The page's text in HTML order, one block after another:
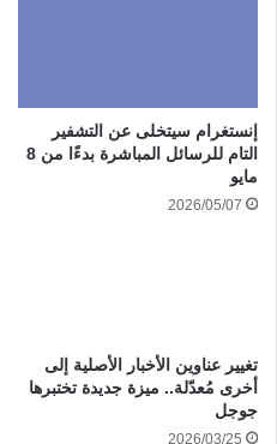
إنستغرام سيتخلى عن التشفير
التام للرسائل المباشرة بدءًا من 8
مايو
2026/05/07
تغيير عناوين الأخبار الأصلية إلى
أخرى مُعدّلة.. ميزة جديدة تختبرها
جوجل
2026/03/25